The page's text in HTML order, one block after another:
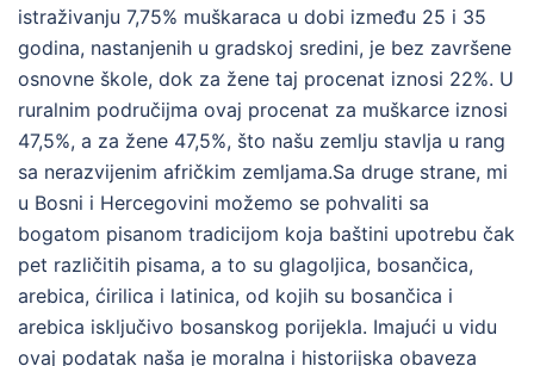
istraživanju 7,75% muškaraca u dobi između 25 i 35
godina, nastanjenih u gradskoj sredini, je bez završene
osnovne škole, dok za žene taj procenat iznosi 22%. U
ruralnim područijma ovaj procenat za muškarce iznosi
47,5%, a za žene 47,5%, što našu zemlju stavlja u rang
sa nerazvijenim afričkim zemljama.Sa druge strane, mi
u Bosni i Hercegovini možemo se pohvaliti sa
bogatom pisanom tradicijom koja baštini upotrebu čak
pet različitih pisama, a to su glagoljica, bosančica,
arebica, ćirilica i latinica, od kojih su bosančica i
arebica isključivo bosanskog porijekla. Imajući u vidu
ovaj podatak naša je moralna i historijska obaveza